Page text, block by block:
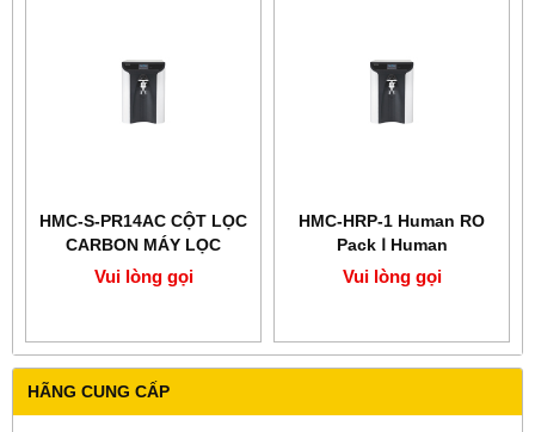
HÃNG CUNG CẤP
HMC-S-PR14AC CỘT LỌC
CARBON MÁY LỌC
NƯỚC RO HUMAN
POWER
Vui lòng gọi
HMC-HRP-1 Human RO
Pack Ⅰ Human
Vui lòng gọi